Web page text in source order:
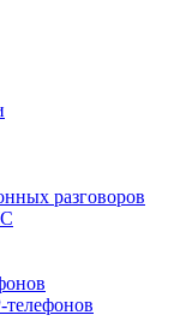
разговоров